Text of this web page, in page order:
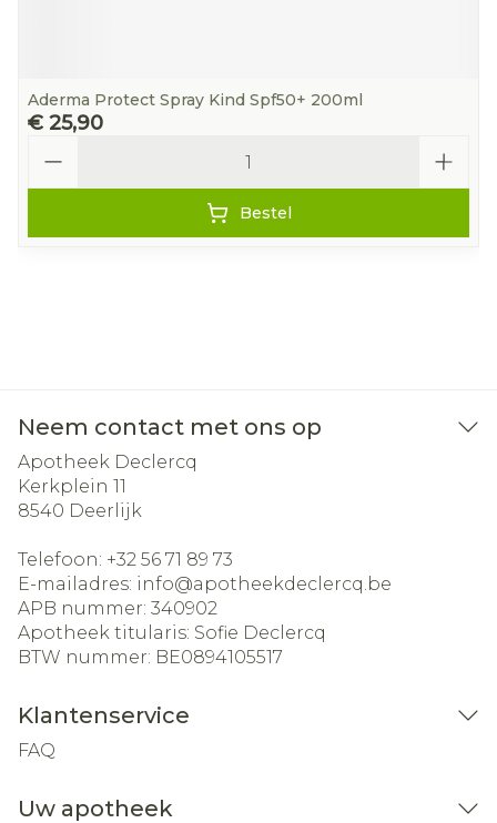
Aderma Protect Spray Kind Spf50+ 200ml
€ 25,90
Bestel
Neem contact met ons op
Apotheek Declercq
Kerkplein 11
8540 Deerlijk
Telefoon: +32 56 71 89 73
E-mailadres: info@apotheekdeclercq.be
APB nummer: 340902
Apotheek titularis: Sofie Declercq
BTW nummer: BE0894105517
Klantenservice
FAQ
Uw apotheek